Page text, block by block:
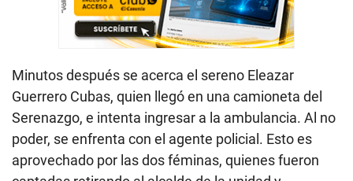
Minutos después se acerca el sereno Eleazar
Guerrero Cubas, quien llegó en una camioneta del
Serenazgo, e intenta ingresar a la ambulancia. Al no
poder, se enfrenta con el agente policial. Esto es
aprovechado por las dos féminas, quienes fueron